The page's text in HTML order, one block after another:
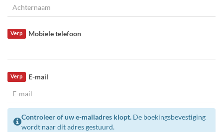
Mobiele telefoon
Verp
E-mail
Verp
Controleer of uw e-mailadres klopt. De boekingsbevestiging
wordt naar dit adres gestuurd.